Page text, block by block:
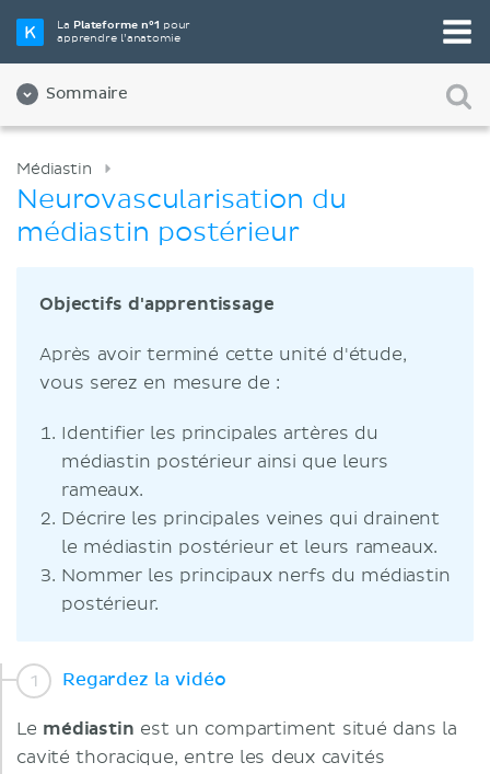
La Plateforme n°1 pour
apprendre l’anatomie
Sommaire
Médiastin
Neurovascularisation du
médiastin postérieur
Objectifs d'apprentissage
Après avoir terminé cette unité d'étude,
vous serez en mesure de :
Identifier les principales artères du
médiastin postérieur ainsi que leurs
rameaux.
Décrire les principales veines qui drainent
le médiastin postérieur et leurs rameaux.
Nommer les principaux nerfs du médiastin
postérieur.
Regardez la vidéo
Le médiastin est un compartiment situé dans la
cavité thoracique, entre les deux cavités